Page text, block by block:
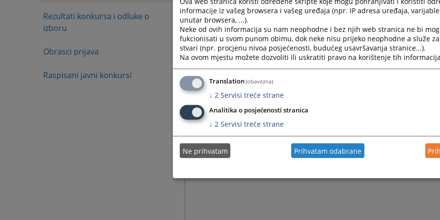
Rezultati konkursa i odluke o
izboru
Obrasci prijava
Raspisani javni konkursi
07.07.2026.
Pozicija – operater-referent zemljišno-knjižnih poslova
javnom konkursu broj: SuPK-01-607/26-I od 08.05.2026.
06.07.2026.
Pozicija – referent-operater-asistent u Osnovnom sudu
broj: SuPK-01-607/26-I od 08.05.2026. godine.
04.06.2026.
Pozicija – stručni saradnik u Pravobranilaštvu Brčko
Pozicija – stručni saradnik za poslove upravljanja
Pravosudnoj komisiji Brčko distrikta BiH po raspisanom
broj: SuPK-01-479/26-I od 21.04.2026. godine.
informacije iz vašeg browsera i vašeg uređaja (npr. IP adresa uređaja,
unutar browsera, ...).
Neke od ovih informacija su nam neophodne i bez njih web stranica ne bi
fukcionisati u svom punom obimu, dok neke nisu prijeko neophodne a služe
stvari (npr. procjenu nivoa posjećenosti, budućeg usavršavanja stranice...).
Na ovom mjestu možete dozvoliti ili uskratiti pravo na korištenje tih
Translation(obavezna)
↓ 2 Servisi treće strane
Analitika o posjećenosti stranica
↓ 2 Servisi treće strane
Ne prihvatam Prihvatam odabrane